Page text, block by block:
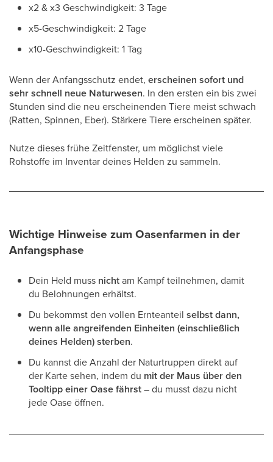
x2 & x3 Geschwindigkeit: 3 Tage
x5-Geschwindigkeit: 2 Tage
x10-Geschwindigkeit: 1 Tag
Wenn der Anfangsschutz endet, erscheinen sofort und
sehr schnell neue Naturwesen. In den ersten ein bis zwei
Stunden sind die neu erscheinenden Tiere meist schwach
(Ratten, Spinnen, Eber). Stärkere Tiere erscheinen später.
Nutze dieses frühe Zeitfenster, um möglichst viele
Rohstoffe im Inventar deines Helden zu sammeln.
Wichtige Hinweise zum Oasenfarmen in der
Anfangsphase
Dein Held muss nichtam Kampf teilnehmen, damit
du Belohnungen erhältst.
Du bekommst den vollen Ernteanteil selbst dann,
wenn alle angreifenden Einheiten (einschließlich
deines Helden) sterben.
Du kannst die Anzahl der Naturtruppen direkt auf
der Karte sehen, indem du mit der Maus über den
Tooltipp einer Oase fährst– du musst dazu nicht
jede Oase öffnen.